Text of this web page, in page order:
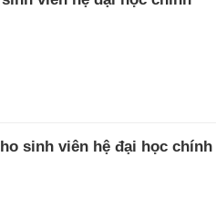
sinh viên hệ đại học chính